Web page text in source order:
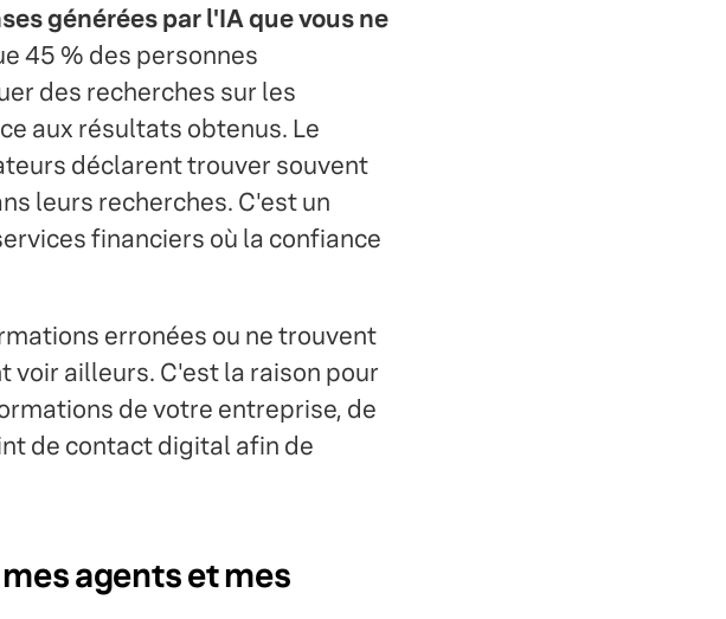
générées par l'IA que vous ne
45 % des personnes
des recherches sur les
aux résultats obtenus. Le
déclarent trouver souvent
leurs recherches. C'est un
financiers où la confiance
erronées ou ne trouvent
voir ailleurs. C'est la raison pour
de votre entreprise, de
de contact digital afin de
agents et mes